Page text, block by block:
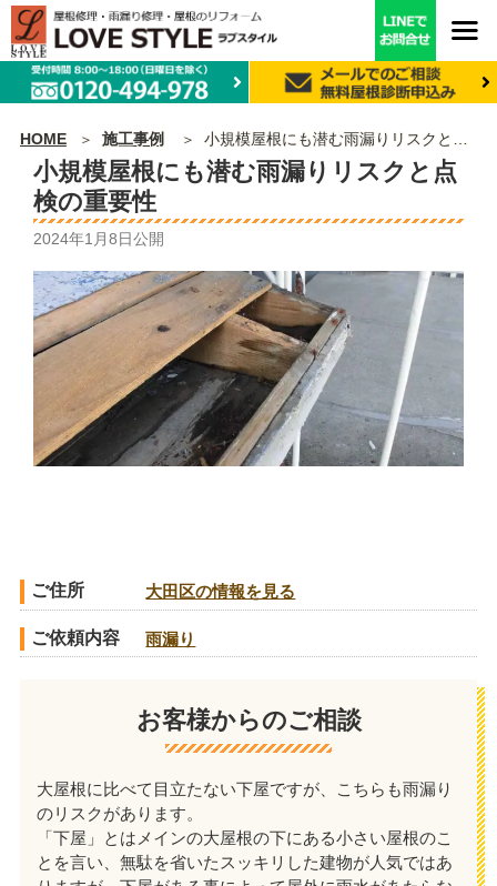
HOME 施工事例 小規模屋根にも潜む雨漏りリスクと点検の重要性
小規模屋根にも潜む雨漏りリスクと点
検の重要性
2024年1月8日公開
ご住所 大田区の情報を見る
ご依頼内容 雨漏り
お客様からのご相談
大屋根に比べて目立たない下屋ですが、こちらも雨漏り
のリスクがあります。
「下屋」とはメインの大屋根の下にある小さい屋根のこ
とを言い、無駄を省いたスッキリした建物が人気ではあ